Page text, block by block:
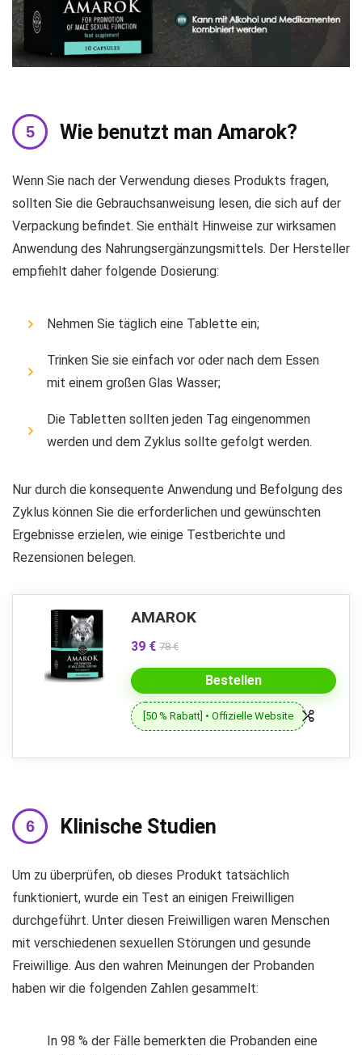
Wie benutzt man Amarok?
Wenn Sie nach der Verwendung dieses Produkts fragen,
sollten Sie die Gebrauchsanweisung lesen, die sich auf der
Verpackung befindet. Sie enthält Hinweise zur wirksamen
Anwendung des Nahrungsergänzungsmittels. Der Hersteller
empfiehlt daher folgende Dosierung:
Nehmen Sie täglich eine Tablette ein;
Trinken Sie sie einfach vor oder nach dem Essen
mit einem großen Glas Wasser;
Die Tabletten sollten jeden Tag eingenommen
werden und dem Zyklus sollte gefolgt werden.
Nur durch die konsequente Anwendung und Befolgung des
Zyklus können Sie die erforderlichen und gewünschten
Ergebnisse erzielen, wie einige Testberichte und
Rezensionen belegen.
AMAROK
39 € 78 €
Bestellen
[50 % Rabatt] • Offizielle Website
Klinische Studien
Um zu überprüfen, ob dieses Produkt tatsächlich
funktioniert, wurde ein Test an einigen Freiwilligen
durchgeführt. Unter diesen Freiwilligen waren Menschen
mit verschiedenen sexuellen Störungen und gesunde
Freiwillige. Aus den wahren Meinungen der Probanden
haben wir die folgenden Zahlen gesammelt:
In 98 % der Fälle bemerkten die Probanden eine